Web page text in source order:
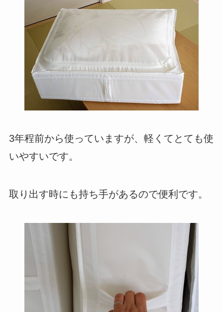
3年程前から使っていますが、軽くてとても使
いやすいです。
取り出す時にも持ち手があるので便利です。